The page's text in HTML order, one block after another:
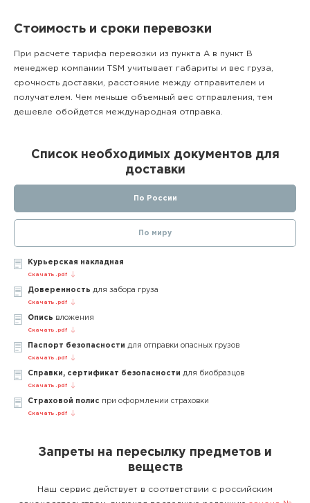
Стоимость и сроки перевозки
При расчете тарифа перевозки из пункта А в пункт В
менеджер компании TSM учитывает габариты и вес груза,
срочность доставки, расстояние между отправителем и
получателем. Чем меньше объемный вес отправления, тем
дешевле обойдется международная отправка.
Список необходимых документов для
доставки
По России
По миру
Курьерская накладная
Скачать .pdf
Доверенность для забора груза
Скачать .pdf
Опись вложения
Скачать .pdf
Паспорт безопасности для отправки опасных грузов
Скачать .pdf
Справки, сертификат безопасности для биобразцов
Скачать .pdf
Страховой полис при оформлении страховки
Скачать .pdf
Запреты на пересылку предметов и
веществ
Наш сервис действует в соответствии с российским